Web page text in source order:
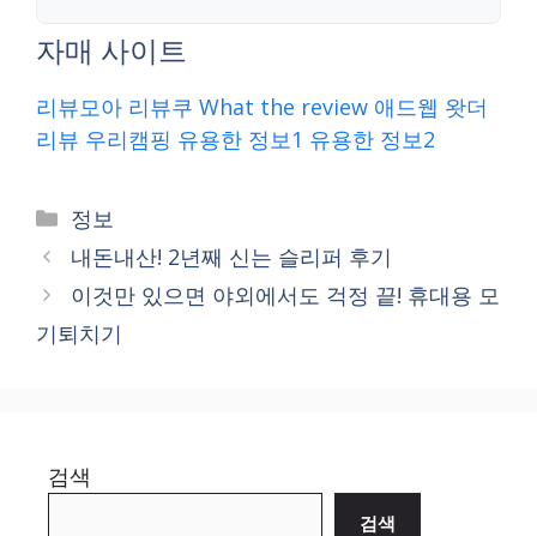
자매 사이트
리뷰모아 리뷰쿠 What the review 애드웹 왓더
리뷰 우리캠핑 유용한 정보1 유용한 정보2
Categories
정보
내돈내산! 2년째 신는 슬리퍼 후기
이것만 있으면 야외에서도 걱정 끝! 휴대용 모
기퇴치기
검색
검색